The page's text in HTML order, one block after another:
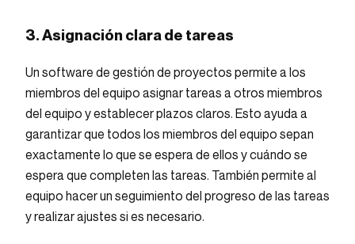
3. Asignación clara de tareas
Un software de gestión de proyectos permite a los
miembros del equipo asignar tareas a otros miembros
del equipo y establecer plazos claros. Esto ayuda a
garantizar que todos los miembros del equipo sepan
exactamente lo que se espera de ellos y cuándo se
espera que completen las tareas. También permite al
equipo hacer un seguimiento del progreso de las tareas
y realizar ajustes si es necesario.